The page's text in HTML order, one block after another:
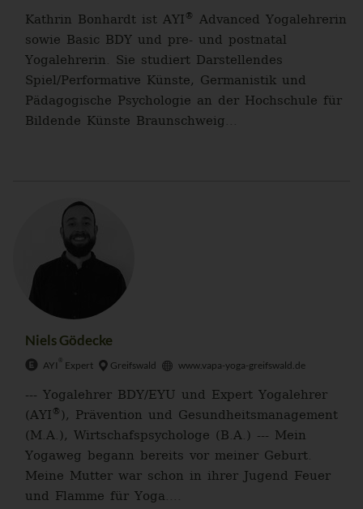
Kathrin Bonhardt ist AYI® Advanced Yogalehrerin
sowie Basic BDY und pre- und postnatal
Yogalehrerin. Sie studiert Darstellendes
Spiel/Performative Künste, Germanistik und
Pädagogische Psychologie an der Hochschule für
Bildende Künste Braunschweig...
Niels Gödecke
AYI Expert Greifswald www.vapa-yoga-greifswald.de
--- Yogalehrer BDY/EYU und Expert Yogalehrer
(AYI®), Prävention und Gesundheitsmanagement
(M.A.), Wirtschafspsychologe (B.A.) --- Mein
Yogaweg begann bereits vor meiner Geburt.
Meine Mutter war schon in ihrer Jugend Feuer
und Flamme für Yoga....